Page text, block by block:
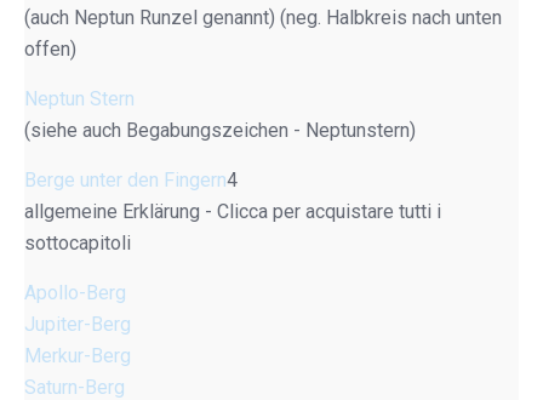
(auch Neptun Runzel genannt) (neg. Halbkreis nach unten
offen)
Neptun Stern
(siehe auch Begabungszeichen - Neptunstern)
Berge unter den Fingern4
allgemeine Erklärung - Clicca per acquistare tutti i
sottocapitoli
Apollo-Berg
Jupiter-Berg
Merkur-Berg
Saturn-Berg